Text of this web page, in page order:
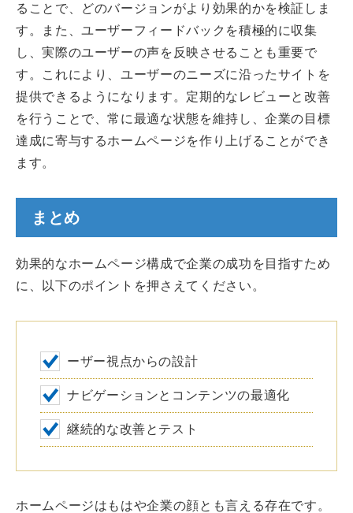
ることで、どのバージョンがより効果的かを検証しま
す。また、ユーザーフィードバックを積極的に収集
し、実際のユーザーの声を反映させることも重要で
す。これにより、ユーザーのニーズに沿ったサイトを
提供できるようになります。定期的なレビューと改善
を行うことで、常に最適な状態を維持し、企業の目標
達成に寄与するホームページを作り上げることができ
ます。
まとめ
効果的なホームページ構成で企業の成功を目指すため
に、以下のポイントを押さえてください。
ーザー視点からの設計
ナビゲーションとコンテンツの最適化
継続的な改善とテスト
ホームページはもはや企業の顔とも言える存在です。